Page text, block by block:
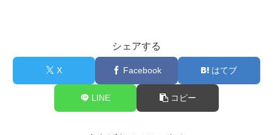
シェアする
X Facebook はてブ
LINE コピー